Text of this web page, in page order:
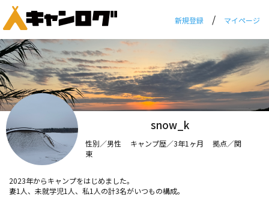
新規登録 / マイページ
snow_k
性別／男性 キャンプ歴／3年1ヶ月 拠点／関
東
2023年からキャンプをはじめました。
妻1人、未就学児1人、私1人の計3名がいつもの構成。